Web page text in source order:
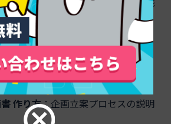
書 テンプレート ：冒頭に資料の形
ル提案書 PDF：ダウンロード形式
例で使用
作り方：企画立案プロセスの説明